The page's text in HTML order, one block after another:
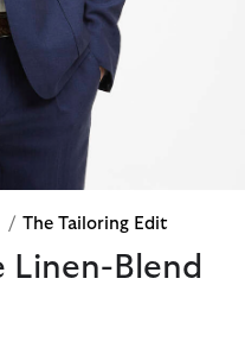
/ The Tailoring Edit
Linen-Blend